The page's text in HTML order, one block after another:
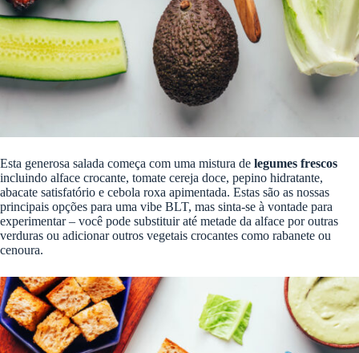
Esta generosa salada começa com uma mistura de legumes frescos
incluindo alface crocante, tomate cereja doce, pepino hidratante,
abacate satisfatório e cebola roxa apimentada. Estas são as nossas
principais opções para uma vibe BLT, mas sinta-se à vontade para
experimentar – você pode substituir até metade da alface por outras
verduras ou adicionar outros vegetais crocantes como rabanete ou
cenoura.